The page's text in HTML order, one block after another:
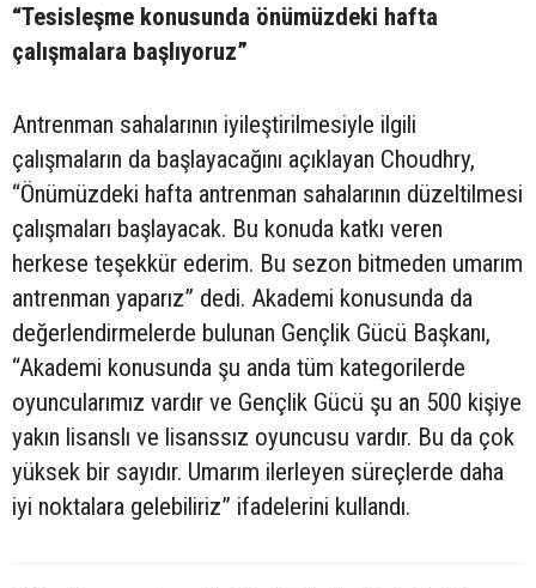
“Tesisleşme konusunda önümüzdeki hafta
çalışmalara başlıyoruz”
Antrenman sahalarının iyileştirilmesiyle ilgili
çalışmaların da başlayacağını açıklayan Choudhry,
“Önümüzdeki hafta antrenman sahalarının düzeltilmesi
çalışmaları başlayacak. Bu konuda katkı veren
herkese teşekkür ederim. Bu sezon bitmeden umarım
antrenman yaparız” dedi. Akademi konusunda da
değerlendirmelerde bulunan Gençlik Gücü Başkanı,
“Akademi konusunda şu anda tüm kategorilerde
oyuncularımız vardır ve Gençlik Gücü şu an 500 kişiye
yakın lisanslı ve lisanssız oyuncusu vardır. Bu da çok
yüksek bir sayıdır. Umarım ilerleyen süreçlerde daha
iyi noktalara gelebiliriz” ifadelerini kullandı.